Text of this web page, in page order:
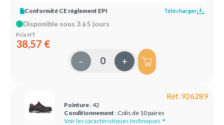
Conformité CE règlement EPI Télécharger
Disponible sous 3 à 5 jours
Prix HT
38,57 €
– +
Réf. 926289
Pointure: 42
Conditionnement : Colis de 10 paires
Voir les caractéristiques techniques